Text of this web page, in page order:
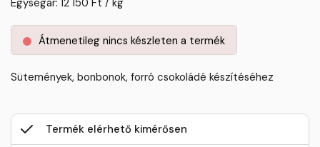
Átmenetileg nincs készleten a termék
Sütemények, bonbonok, forró csokoládé készítéséhez
Termék elérhető kimérősen